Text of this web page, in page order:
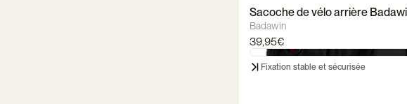
Sacoche de vélo arrière
Badawin
39,95€
Fixation stable et sécurisée